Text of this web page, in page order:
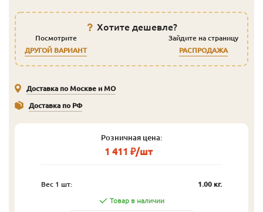
Хотите дешевле?
Посмотрите
ДРУГОЙ ВАРИАНТ
Зайдите на страницу
РАСПРОДАЖА
Доставка по Москве и МО
Доставка по РФ
Розничная цена:
1 411 ₽/шт
Вес 1 шт: 1.00 кг.
Товар в наличии